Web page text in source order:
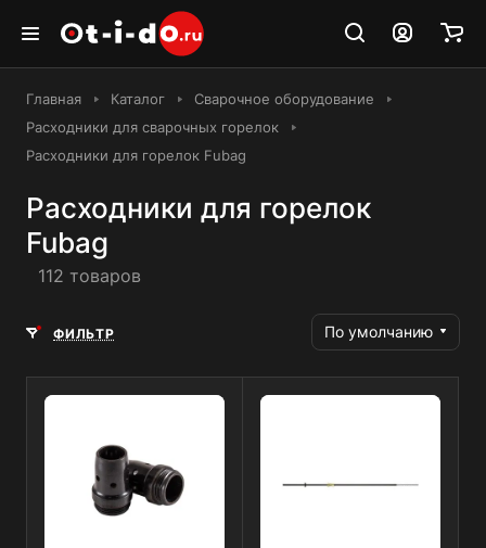
Главная Каталог
Сварочное оборудование
Расходники для сварочных горелок
Расходники для горелок Fubag
Расходники для горелок
Fubag
112 товаров
ФИЛЬТР По умолчанию